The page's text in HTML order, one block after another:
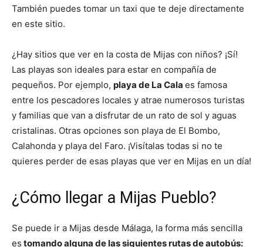
También puedes tomar un taxi que te deje directamente
en este sitio.
¿Hay sitios que ver en la costa de Mijas con niños? ¡Sí!
Las playas son ideales para estar en compañía de
pequeños. Por ejemplo, playa de La Cala es famosa
entre los pescadores locales y atrae numerosos turistas
y familias que van a disfrutar de un rato de sol y aguas
cristalinas. Otras opciones son playa de El Bombo,
Calahonda y playa del Faro. ¡Visítalas todas si no te
quieres perder de esas playas que ver en Mijas en un día!
¿Cómo llegar a Mijas Pueblo?
Se puede ir a Mijas desde Málaga, la forma más sencilla
es tomando alguna de las siguientes rutas de autobús: